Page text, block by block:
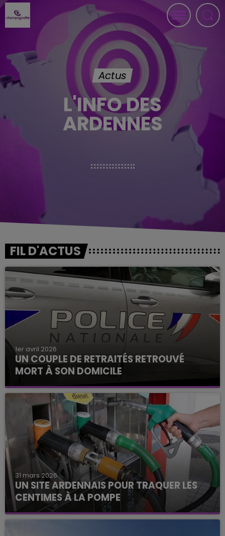
Actus
L'INFO DES
ARDENNES
FIL D'ACTUS
1er avril 2026
UN COUPLE DE RETRAITÉS RETROUVÉ
MORT À SON DOMICILE
31 mars 2026
UN SITE ARDENNAIS POUR TRAQUER LES
CENTIMES À LA POMPE